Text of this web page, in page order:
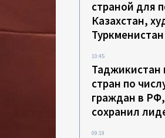
страной для
Казахстан,
Туркменистан
10:45
Таджикистан
стран по
граждан в
сохранил
09:19